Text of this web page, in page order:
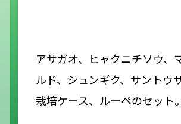
アサガオ、ヒャクニチソウ、
ルド、シュンギク、サントウ
栽培ケース、ルーペのセット。